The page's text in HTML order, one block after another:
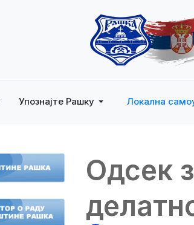
Упознајте Рашку Локална
Oдсек